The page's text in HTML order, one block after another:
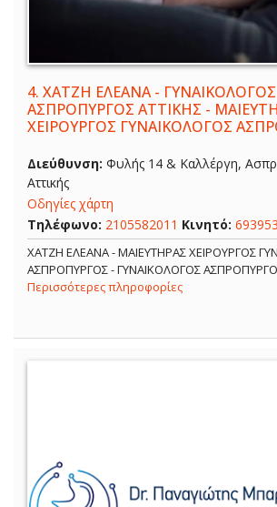
4. ΧΑΤΖΗ ΕΛΕΑΝΑ - ΓΥΝΑΙΚΟΛΟΓΟΣ
ΑΣΠΡΟΠΥΡΓΟΣ ΑΤΤΙΚΗΣ -
ΧΕΙΡΟΥΡΓΟΣ ΓΥΝΑΙΚΟΛΟΓΟΣ
Διεύθυνση: Φυλής 14 & Καλλέργη,
Αττικής
Οδηγίες χάρτη
Τηλέφωνο: 2105582011 Κινητό:
ΧΑΤΖΗ ΕΛΕΑΝΑ - ΜΑΙΕΥΤΗΡΑΣ ΧΕΙΡΟΥΡΓΟΣ
ΑΣΠΡΟΠΥΡΓΟΣ - ΓΥΝΑΙΚΟΛΟΓΟΣ
Περισσότερες πληροφορίες